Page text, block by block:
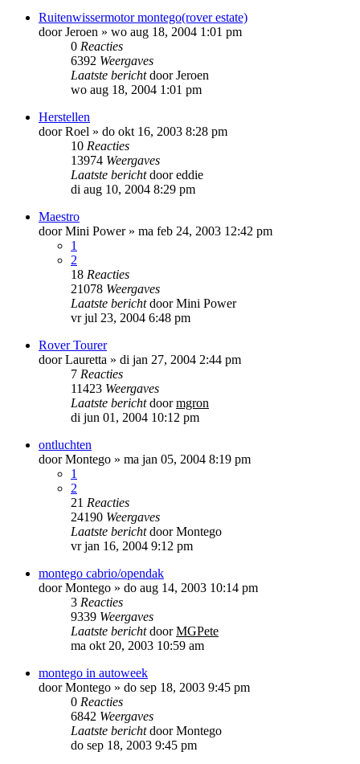
Ruitenwissermotor montego(rover estate)
doorJeroen » wo aug 18, 2004 1:01 pm
0 Reacties
6392 Weergaves
Laatste berichtdoorJeroen
wo aug 18, 2004 1:01 pm
Herstellen
doorRoel » do okt 16, 2003 8:28 pm
10 Reacties
13974 Weergaves
Laatste berichtdooreddie
di aug 10, 2004 8:29 pm
Maestro
doorMini Power» ma feb 24, 2003 12:42 pm
1
2
18 Reacties
21078 Weergaves
Laatste berichtdoorMini Power
vr jul 23, 2004 6:48 pm
Rover Tourer
doorLauretta » di jan 27, 2004 2:44 pm
7 Reacties
11423 Weergaves
Laatste berichtdoormgron
di jun 01, 2004 10:12 pm
ontluchten
doorMontego » ma jan 05, 2004 8:19 pm
1
2
21 Reacties
24190 Weergaves
Laatste berichtdoorMontego
vr jan 16, 2004 9:12 pm
montego cabrio/opendak
doorMontego » do aug 14, 2003 10:14 pm
3 Reacties
9339 Weergaves
Laatste berichtdoorMGPete
ma okt 20, 2003 10:59 am
montego in autoweek
doorMontego » do sep 18, 2003 9:45 pm
0 Reacties
6842 Weergaves
Laatste berichtdoorMontego
do sep 18, 2003 9:45 pm